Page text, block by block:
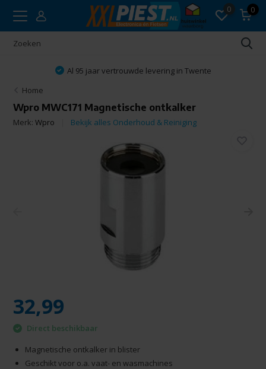
0 0
Al 95 jaar vertrouwde levering in Twente
Home
Wpro MWC171 Magnetische ontkalker
Merk:Wpro Bekijk alles Onderhoud & Reiniging
32,99
Direct beschikbaar
Magnetische ontkalker in blister
Geschikt voor o.a. vaat- en wasmachines